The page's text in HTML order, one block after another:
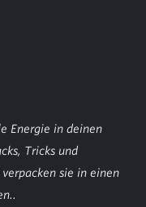
Energie in deinen
Tricks und
sie in einen